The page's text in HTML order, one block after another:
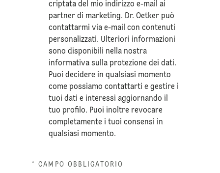
criptata del mio indirizzo e-mail ai
partner di marketing. Dr. Oetker può
contattarmi via e-mail con contenuti
personalizzati. Ulteriori informazioni
sono disponibili nella nostra
informativa sullaprotezione dei dati.
Puoi decidere in qualsiasi momento
come possiamo contattarti e gestire i
tuoi dati e interessi aggiornando il
tuo profilo. Puoi inoltre revocare
completamente i tuoi consensi in
qualsiasi momento.
* CAMPO OBBLIGATORIO